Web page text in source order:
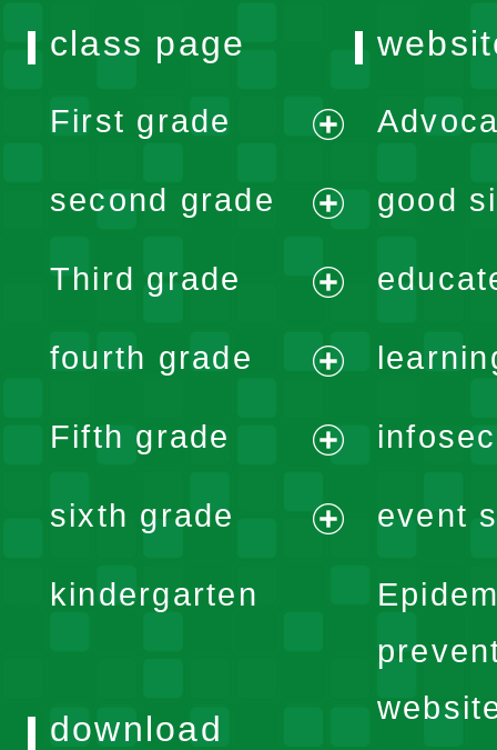
class page
First grade
menu
second grade
menu
Third grade
menu
fourth grade
menu
Fifth grade
menu
sixth grade
kindergarten
good
event
download